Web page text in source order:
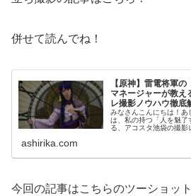
併せて読んでね！
【原神】雷電将軍
マネージャーが教え
レ撮影ノウハウ徹底
みなさんこんにちは！あ
は、私の持つ「人を魅
る、アコスタ池袋の撮影レポート
ashirika.com
今回の記事はこちらのツーショッ